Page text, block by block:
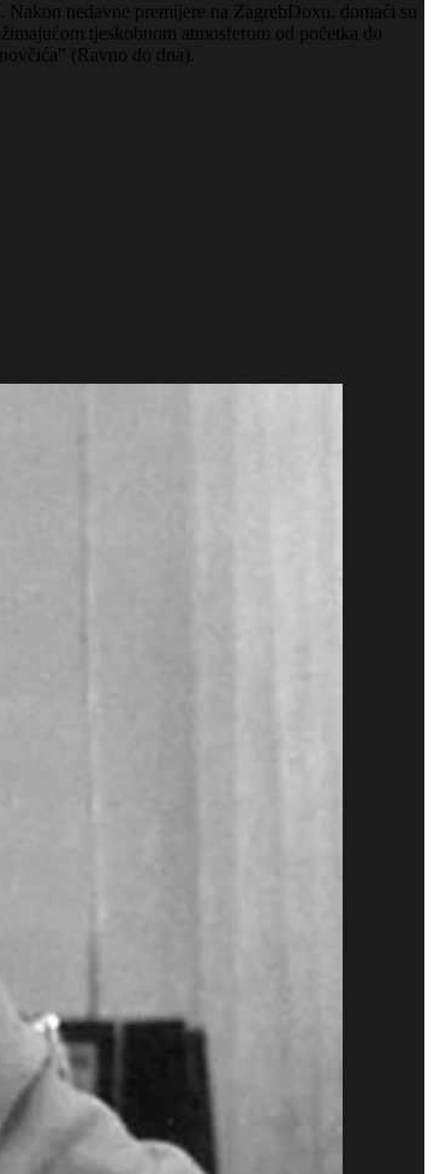
. Nakon nedavne premijere na ZagrebDoxu, domaći su
tjeskobnom atmosferom od početka do
(Ravno do dna).